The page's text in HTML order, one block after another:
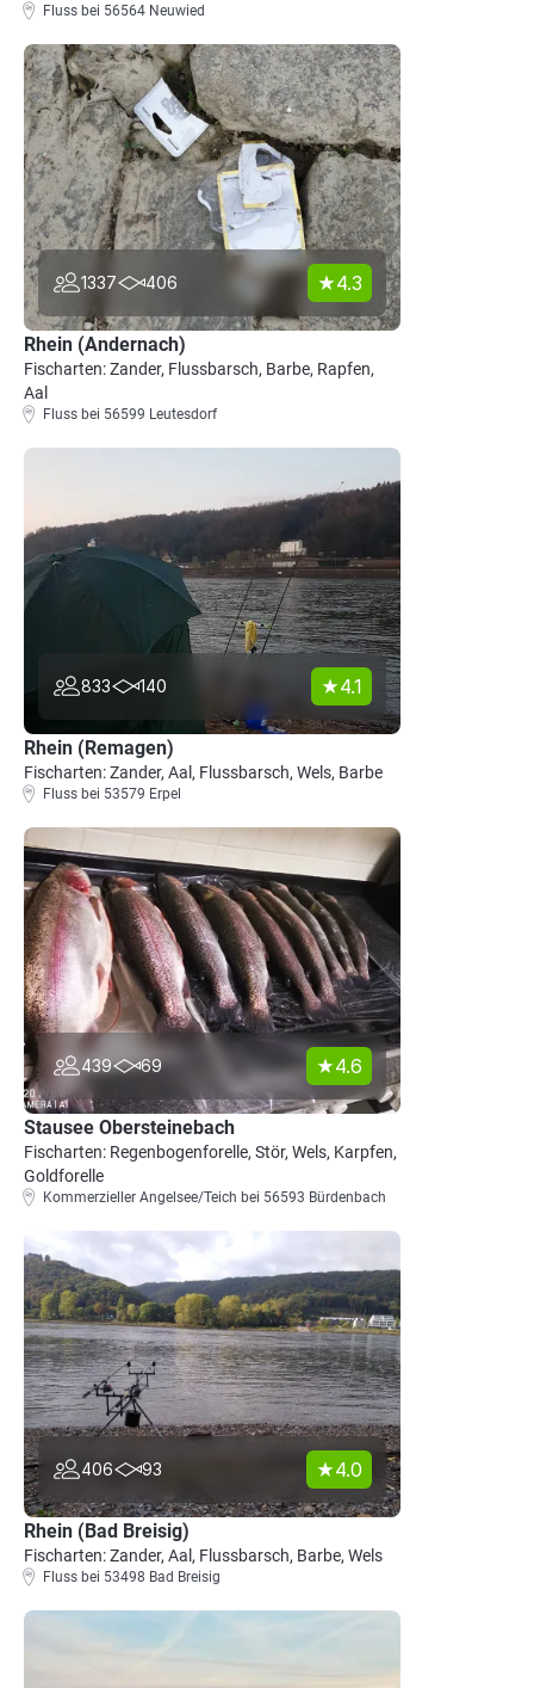
Fluss bei 56564 Neuwied
1337 406 4.3
Rhein (Andernach)
Fischarten: Zander, Flussbarsch, Barbe, Rapfen,
Aal
Fluss bei 56599 Leutesdorf
833 140 4.1
Rhein (Remagen)
Fischarten: Zander, Aal, Flussbarsch, Wels, Barbe
Fluss bei 53579 Erpel
439 69 4.6
Stausee Obersteinebach
Fischarten: Regenbogenforelle, Stör, Wels, Karpfen,
Goldforelle
Kommerzieller Angelsee/Teich bei 56593 Bürdenbach
406 93 4.0
Rhein (Bad Breisig)
Fischarten: Zander, Aal, Flussbarsch, Barbe, Wels
Fluss bei 53498 Bad Breisig